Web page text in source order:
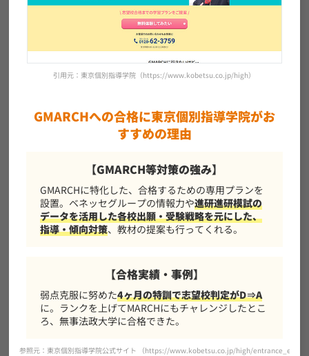
引用元：東京個別指導学院（https://www.kobetsu.co.jp/high）
GMARCHへの合格に東京個別指導学院がお
すすめの理由
【GMARCH等対策の強み】
GMARCHに特化した、合格するための専用プランを
設置。ベネッセグループの情報力や進研進研模試の
データを活用した各校出願・受験戦略を元にした、
指導・傾向対策、教材の提案も行ってくれる。
【合格実績・事例】
弱点克服に努めた4ヶ月の特訓で志望校判定がD⇒A
に。ランクを上げてMARCHにもチャレンジしたとこ
ろ、無事法政大学に合格できた。
参照元：東京個別指導学院公式サイト （https://www.kobetsu.co.jp/high/